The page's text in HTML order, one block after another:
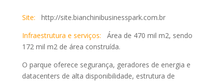
Site: http://site.bianchinibusinesspark.com.br
Infraestrutura e serviços: Área de 470 mil m2, sendo
172 mil m2 de área construída.
O parque oferece segurança, geradores de energia e
datacenters de alta disponibilidade, estrutura de